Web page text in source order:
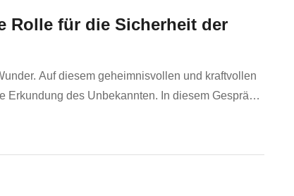
Rolle für die Sicherheit der
Auf diesem geheimnisvollen und kraftvollen
des Unbekannten. In diesem Gespräch